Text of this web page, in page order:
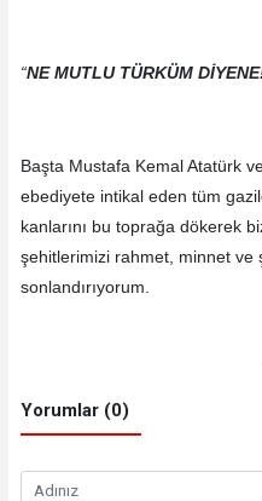
“NE MUTLU TÜRKÜM
Başta Mustafa Kemal Atatürk
ebediyete intikal eden tüm
kanlarını bu toprağa dökerek
şehitlerimizi rahmet, minnet
sonlandırıyorum.
Yorumlar (0)